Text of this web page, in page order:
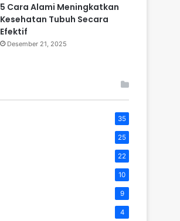
5 Cara Alami Meningkatkan
Kesehatan Tubuh Secara
Efektif
Desember 21, 2025
35
25
22
10
9
4